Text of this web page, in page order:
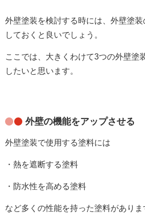
外壁塗装を検討する時には、外壁塗
しておくと良いでしょう。
ここでは、大きくわけて3つの外壁塗
したいと思います。
外壁の機能をアップさせる
外壁塗装で使用する塗料には
・熱を遮断する塗料
・防水性を高める塗料
など多くの性能を持った塗料がありま